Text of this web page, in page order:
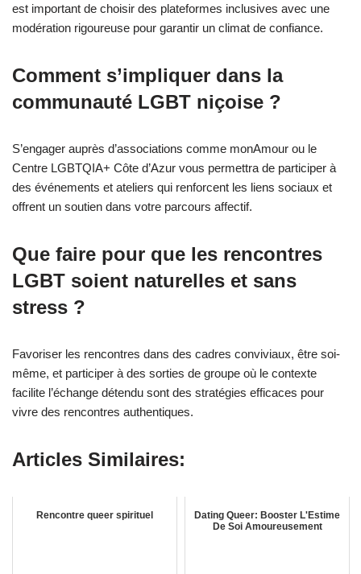
est important de choisir des plateformes inclusives avec une
modération rigoureuse pour garantir un climat de confiance.
Comment s’impliquer dans la
communauté LGBT niçoise ?
S’engager auprès d’associations comme monAmour ou le
Centre LGBTQIA+ Côte d’Azur vous permettra de participer à
des événements et ateliers qui renforcent les liens sociaux et
offrent un soutien dans votre parcours affectif.
Que faire pour que les rencontres
LGBT soient naturelles et sans
stress ?
Favoriser les rencontres dans des cadres conviviaux, être soi-
même, et participer à des sorties de groupe où le contexte
facilite l’échange détendu sont des stratégies efficaces pour
vivre des rencontres authentiques.
Articles Similaires:
Rencontre queer spirituel
Dating Queer: Booster L'Estime
De Soi Amoureusement